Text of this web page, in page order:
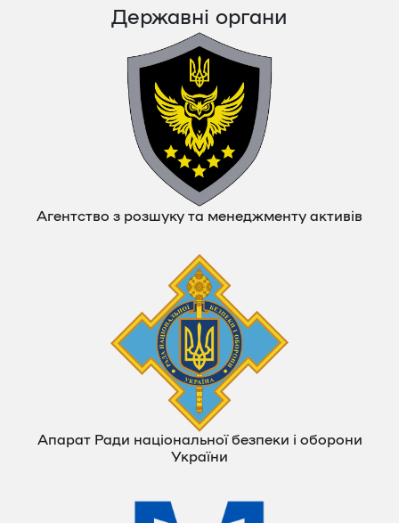
Державні органи
Агентство з розшуку та менеджменту активів
Апарат Ради національної безпеки і оборони
України